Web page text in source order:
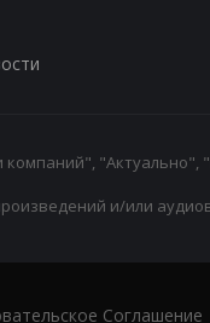
"Актуально",
и/или
Соглашение